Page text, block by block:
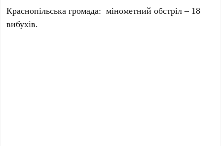
Краснопільська громада: мінометний обстріл – 18
вибухів.